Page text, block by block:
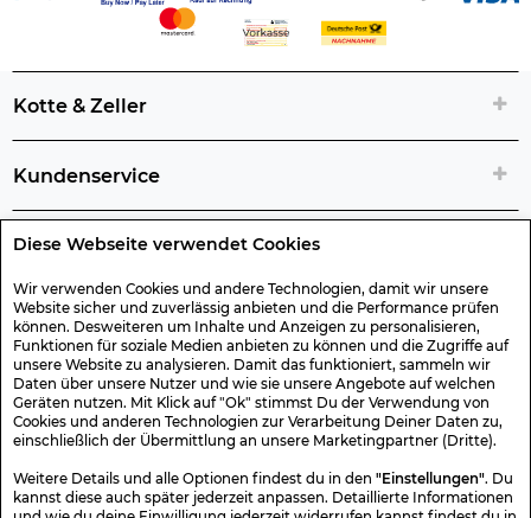
Diese Webseite verwendet Cookies
Wir verwenden Cookies und andere Technologien, damit wir unsere
Website sicher und zuverlässig anbieten und die Performance prüfen
können. Desweiteren um Inhalte und Anzeigen zu personalisieren,
Funktionen für soziale Medien anbieten zu können und die Zugriffe auf
unsere Website zu analysieren. Damit das funktioniert, sammeln wir
Daten über unsere Nutzer und wie sie unsere Angebote auf welchen
Geräten nutzen. Mit Klick auf "Ok" stimmst Du der Verwendung von
Cookies und anderen Technologien zur Verarbeitung Deiner Daten zu,
einschließlich der Übermittlung an unsere Marketingpartner (Dritte).
Weitere Details und alle Optionen findest du in den "Einstellungen". Du
kannst diese auch später jederzeit anpassen. Detaillierte Informationen
Kotte & Zeller
Kundenservice
Rechtliche Artikelinfos
Geschenk-Gutscheine
Versand & Rücksendung